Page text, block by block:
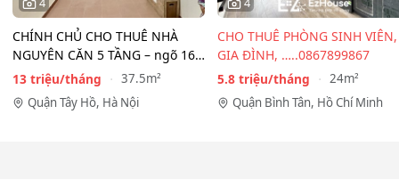
CHÍNH CHỦ CHO THUÊ NHÀ
NGUYÊN CĂN 5 TẦNG – ngõ 167
Đồng Cổ, Tây Hồ
13 triệu/tháng
37.5m²
Quận Tây Hồ, Hà Nội
CHO THUÊ PHÒNG SINH VIÊN,
GIA ĐÌNH, …..0867899867
5.8 triệu/tháng
24m²
Quận Bình Tân, Hồ Chí Minh